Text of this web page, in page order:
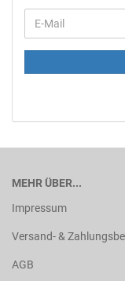
MEHR ÜBER...
Impressum
Versand- &
AGB